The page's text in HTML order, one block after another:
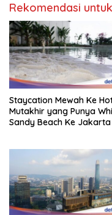
Rekomendasi
Staycation Mewah Ke
Mutakhir yang Punya
Sandy Beach Ke Jakarta